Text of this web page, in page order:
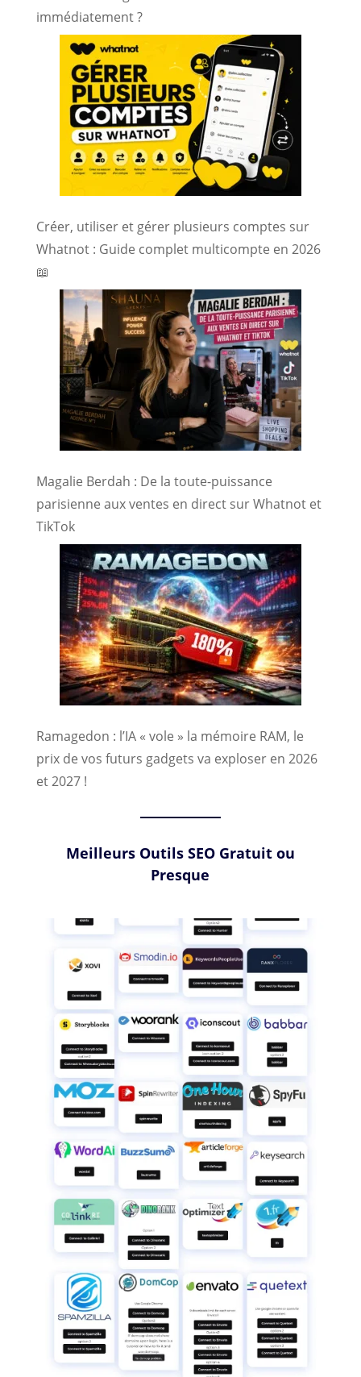
immédiatement ?
Créer, utiliser et gérer plusieurs comptes sur
Whatnot : Guide complet multicompte en 2026
📖
Magalie Berdah : De la toute-puissance
parisienne aux ventes en direct sur Whatnot et
TikTok
Ramagedon : l’IA « vole » la mémoire RAM, le
prix de vos futurs gadgets va exploser en 2026
et 2027 !
Meilleurs Outils SEO Gratuit ou
Presque